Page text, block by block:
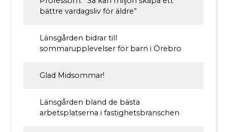
bättre vardagsliv för äldre”
Länsgården bidrar till
sommarupplevelser för barn i Örebro
Glad Midsommar!
Länsgården bland de bästa
arbetsplatserna i fastighetsbranschen